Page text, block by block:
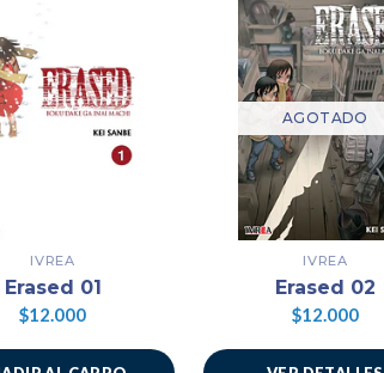
IVREA
Erased 01
$12.000
AGOTADO
IVREA
Erased 02
$12.000